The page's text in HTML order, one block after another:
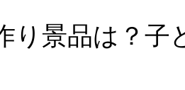
り景品は？子